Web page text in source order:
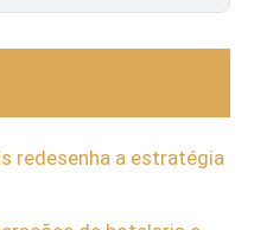
redesenha a estratégia